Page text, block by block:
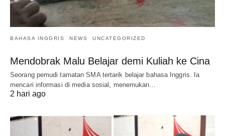
BAHASA INGGRIS NEWS UNCATEGORIZED
Mendobrak Malu Belajar demi Kuliah ke Cina
Seorang pemudi tamatan SMA tertarik belajar bahasa Inggris. Ia
mencari informasi di media sosial, menemukan…
2 hari ago